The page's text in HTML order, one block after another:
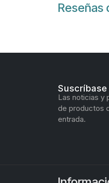
Reseñas
Las noticias y
de productos
entrada.